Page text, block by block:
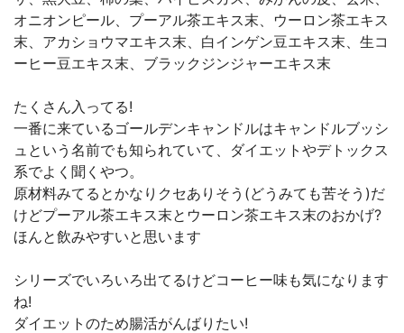
オニオンピール、プーアル茶エキス末、ウーロン茶エキス
末、アカショウマエキス末、白インゲン豆エキス末、生コ
ーヒー豆エキス末、ブラックジンジャーエキス末
たくさん入ってる!
一番に来ているゴールデンキャンドルはキャンドルブッシ
ュという名前でも知られていて、ダイエットやデトックス
系でよく聞くやつ。
原材料みてるとかなりクセありそう(どうみても苦そう)だ
けどプーアル茶エキス末とウーロン茶エキス末のおかげ?
ほんと飲みやすいと思います
シリーズでいろいろ出てるけどコーヒー味も気になります
ね!
ダイエットのため腸活がんばりたい!